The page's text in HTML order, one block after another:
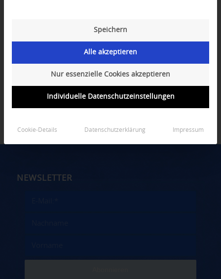
NEWSLETTER
Speichern
Alle akzeptieren
Nur essenzielle Cookies akzeptieren
Individuelle Datenschutzeinstellungen
Cookie-Details Datenschutzerklärung Impressum